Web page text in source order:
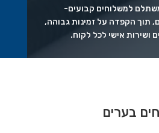
למשלוחים קבועים-
תוך הקפדה על זמינות גבוהה,
ושירות אישי לכל לקוח.
בערים